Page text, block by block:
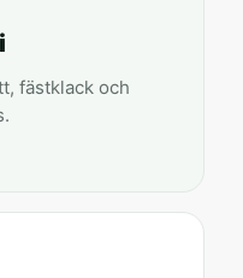
fästklack och